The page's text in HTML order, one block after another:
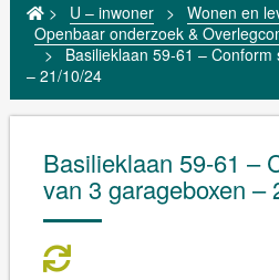
> U – inwoner > Wonen en
Openbaar onderzoek &
>
Basilieklaan 59-61 –
– 21/10/24
Basilieklaan 59-61 –
van 3 garageboxen –